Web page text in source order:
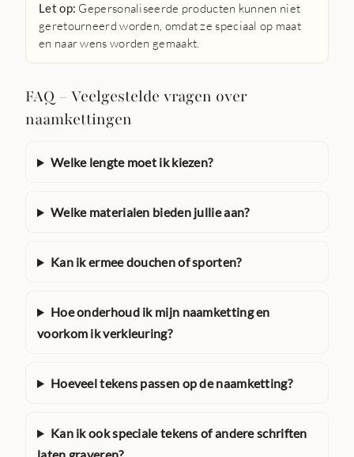
Let op: Gepersonaliseerde producten kunnen niet
geretourneerd worden, omdat ze speciaal op maat
en naar wens worden gemaakt.
FAQ – Veelgestelde vragen over
naamkettingen
Welke lengte moet ik kiezen?
Welke materialen bieden jullie aan?
Kan ik ermee douchen of sporten?
Hoe onderhoud ik mijn naamketting en
voorkom ik verkleuring?
Hoeveel tekens passen op de naamketting?
Kan ik ook speciale tekens of andere schriften